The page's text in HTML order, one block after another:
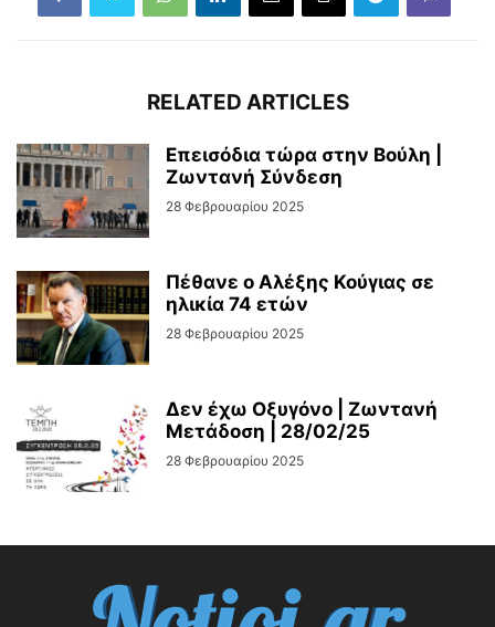
RELATED ARTICLES
Επεισόδια τώρα στην Βούλη |
Ζωντανή Σύνδεση
28 Φεβρουαρίου 2025
Πέθανε ο Αλέξης Κούγιας σε
ηλικία 74 ετών
28 Φεβρουαρίου 2025
Δεν έχω Οξυγόνο | Ζωντανή
Μετάδοση | 28/02/25
28 Φεβρουαρίου 2025